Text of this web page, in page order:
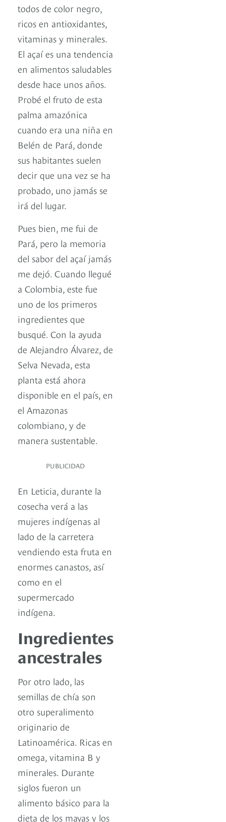
todos de color negro,
ricos en antioxidantes,
vitaminas y minerales.
El açaí es una tendencia
en alimentos saludables
desde hace unos años.
Probé el fruto de esta
palma amazónica
cuando era una niña en
Belén de Pará, donde
sus habitantes suelen
decir que una vez se ha
probado, uno jamás se
irá del lugar.
Pues bien, me fui de
Pará, pero la memoria
del sabor del açaí jamás
me dejó. Cuando llegué
a Colombia, este fue
uno de los primeros
ingredientes que
busqué. Con la ayuda
de Alejandro Álvarez, de
Selva Nevada, esta
planta está ahora
disponible en el país, en
el Amazonas
colombiano, y de
manera sustentable.
PUBLICIDAD
En Leticia, durante la
cosecha verá a las
mujeres indígenas al
lado de la carretera
vendiendo esta fruta en
enormes canastos, así
como en el
supermercado
indígena.
Ingredientes
ancestrales
Por otro lado, las
semillas de chía son
otro superalimento
originario de
Latinoamérica. Ricas en
omega, vitamina B y
minerales. Durante
siglos fueron un
alimento básico para la
dieta de los mayas y los